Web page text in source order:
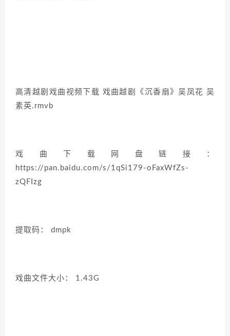
高清越剧戏曲视频下载 戏曲越剧《沉香扇》吴凤花 吴
素英.rmvb
戏曲下载网盘链接：
https://pan.baidu.com/s/1qSi179-oFaxWfZs-
zQFIzg
提取码： dmpk
戏曲文件大小： 1.43G